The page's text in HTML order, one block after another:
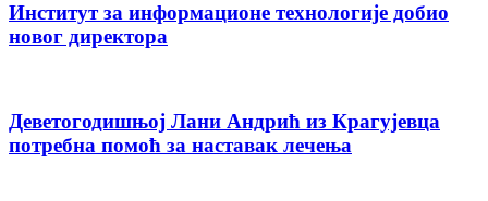
Институт за информационе технологије добио
новог директора
Деветогодишњој Лани Андрић из Крагујевца
потребна помоћ за наставак лечења